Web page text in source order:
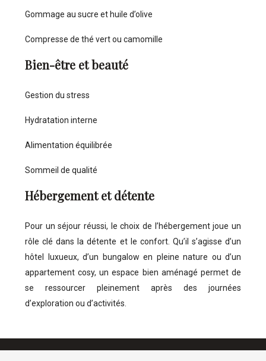
Gommage au sucre et huile d’olive
Compresse de thé vert ou camomille
Bien-être et beauté
Gestion du stress
Hydratation interne
Alimentation équilibrée
Sommeil de qualité
Hébergement et détente
Pour un séjour réussi, le choix de l’hébergement joue un
rôle clé dans la détente et le confort. Qu’il s’agisse d’un
hôtel luxueux, d’un bungalow en pleine nature ou d’un
appartement cosy, un espace bien aménagé permet de
se ressourcer pleinement après des journées
d’exploration ou d’activités.